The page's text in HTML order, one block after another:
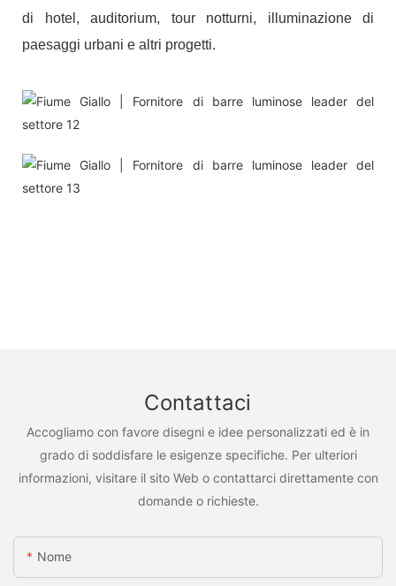
di hotel, auditorium, tour notturni, illuminazione di
paesaggi urbani e altri progetti.
Contattaci
Accogliamo con favore disegni e idee personalizzati ed è in
grado di soddisfare le esigenze specifiche. Per ulteriori
informazioni, visitare il sito Web o contattarci direttamente con
domande o richieste.
Nome